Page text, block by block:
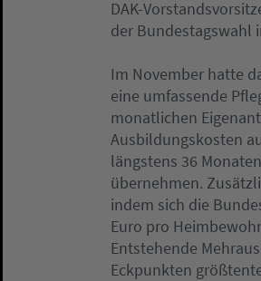
DAK-
der Bundestagswahl
Im November hatte
eine umfassende
monatlichen
Ausbildungskosten
längstens 36
übernehmen.
indem sich die
Euro pro
Entstehende
Eckpunkten